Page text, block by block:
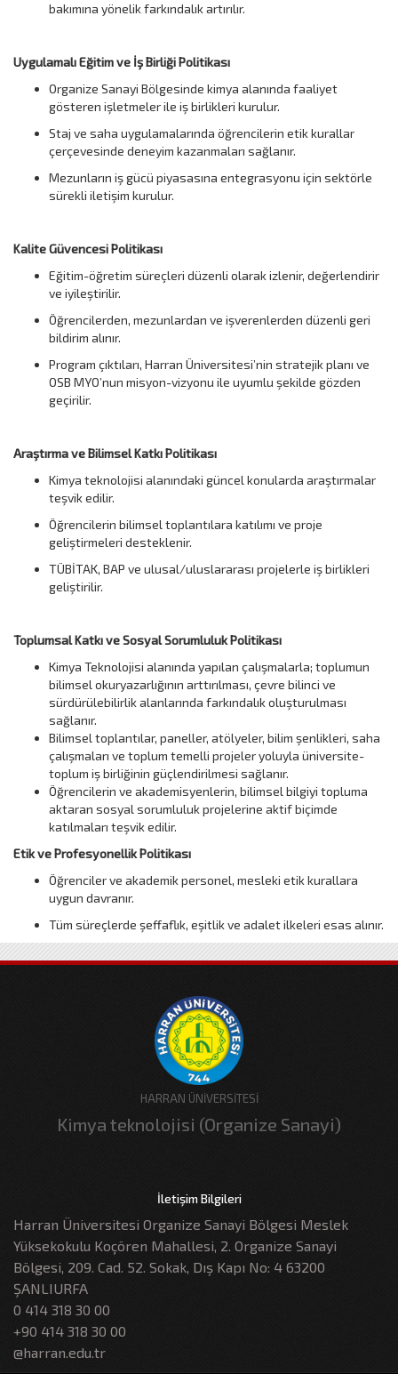
bakımına yönelik farkındalık artırılır.
Uygulamalı Eğitim ve İş Birliği Politikası
Organize Sanayi Bölgesinde kimya alanında faaliyet
gösteren işletmeler ile iş birlikleri kurulur.
Staj ve saha uygulamalarında öğrencilerin etik kurallar
çerçevesinde deneyim kazanmaları sağlanır.
Mezunların iş gücü piyasasına entegrasyonu için sektörle
sürekli iletişim kurulur.
Kalite Güvencesi Politikası
Eğitim-öğretim süreçleri düzenli olarak izlenir, değerlendirir
ve iyileştirilir.
Öğrencilerden, mezunlardan ve işverenlerden düzenli geri
bildirim alınır.
Program çıktıları, Harran Üniversitesi’nin stratejik planı ve
OSB MYO’nun misyon-vizyonu ile uyumlu şekilde gözden
geçirilir.
Araştırma ve Bilimsel Katkı Politikası
Kimya teknolojisi alanındaki güncel konularda araştırmalar
teşvik edilir.
Öğrencilerin bilimsel toplantılara katılımı ve proje
geliştirmeleri desteklenir.
TÜBİTAK, BAP ve ulusal/uluslararası projelerle iş birlikleri
geliştirilir.
Toplumsal Katkı ve Sosyal Sorumluluk Politikası
Kimya Teknolojisi alanında yapılan çalışmalarla; toplumun
bilimsel okuryazarlığının arttırılması, çevre bilinci ve
sürdürülebilirlik alanlarında farkındalık oluşturulması
sağlanır.
Bilimsel toplantılar, paneller, atölyeler, bilim şenlikleri, saha
çalışmaları ve toplum temelli projeler yoluyla üniversite-
toplum iş birliğinin güçlendirilmesi sağlanır.
Öğrencilerin ve akademisyenlerin, bilimsel bilgiyi topluma
aktaran sosyal sorumluluk projelerine aktif biçimde
katılmaları teşvik edilir.
Etik ve Profesyonellik Politikası
Öğrenciler ve akademik personel, mesleki etik kurallara
uygun davranır.
Tüm süreçlerde şeffaflık, eşitlik ve adalet ilkeleri esas alınır.
HARRAN ÜNİVERSİTESİ
Kimya teknolojisi (Organize Sanayi)
İletişim Bilgileri
Harran Üniversitesi Organize Sanayi Bölgesi Meslek
Yüksekokulu Koçören Mahallesi, 2. Organize Sanayi
Bölgesi, 209. Cad. 52. Sokak, Dış Kapı No: 4 63200
ŞANLIURFA
0 414 318 30 00
+90 414 318 30 00
@harran.edu.tr